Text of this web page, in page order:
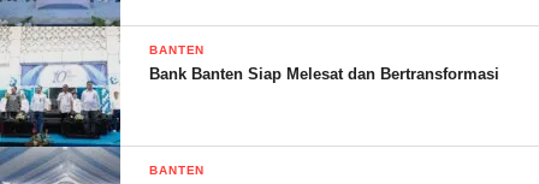
Sementara itu, relawan Fokar 24 lainnya, Nasrudin,
mengapresiasi semangat dan dedikasi para relawan yang hadir
dalam rapat kerja tersebut. Ia menegaskan pentingnya peran
BANTEN
Bank Banten Siap Melesat dan Bertransformasi
BANTEN